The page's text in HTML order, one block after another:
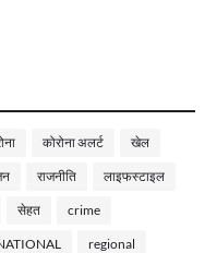
कोरोना अलर्ट खेल
राजनीति लाइफस्टाइल
सेहत crime
regional